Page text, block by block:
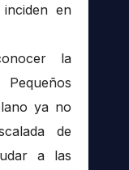
en
la
ya no
de
a las